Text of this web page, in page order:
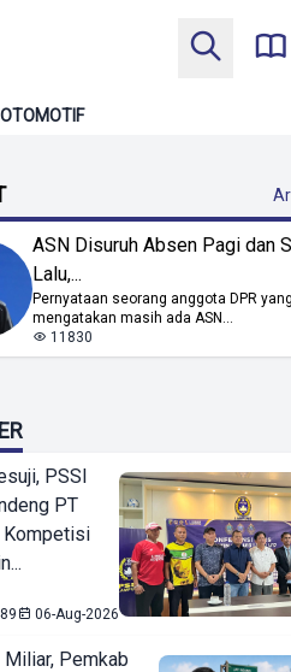
OTOMOTIF
ASN Disuruh Absen Pagi dan
Lalu,...
Pernyataan seorang anggota DPR yang
mengatakan masih ada ASN...
11830
PSSI
PT
Kompetisi
06-Aug-2026
Miliar, Pemkab